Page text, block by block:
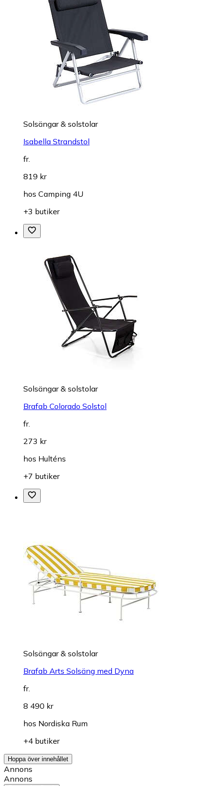
Solsängar & solstolar
Isabella Strandstol
fr.
819 kr
hos Camping 4U
+3 butiker
Solsängar & solstolar
Brafab Colorado Solstol
fr.
273 kr
hos Hulténs
+7 butiker
Solsängar & solstolar
Brafab Arts Solsäng med Dyna
fr.
8 490 kr
hos Nordiska Rum
+4 butiker
Hoppa över innehållet
Annons
Annons